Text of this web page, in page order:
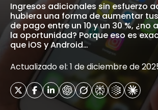
Ingresos adicionales sin esfuerzo
hubiera una forma de aumentar
de pago entre un 10 y un 30 %, ¿no
la oportunidad? Porque eso es
que iOS y Android…
Actualizado el: 1 de diciembre de